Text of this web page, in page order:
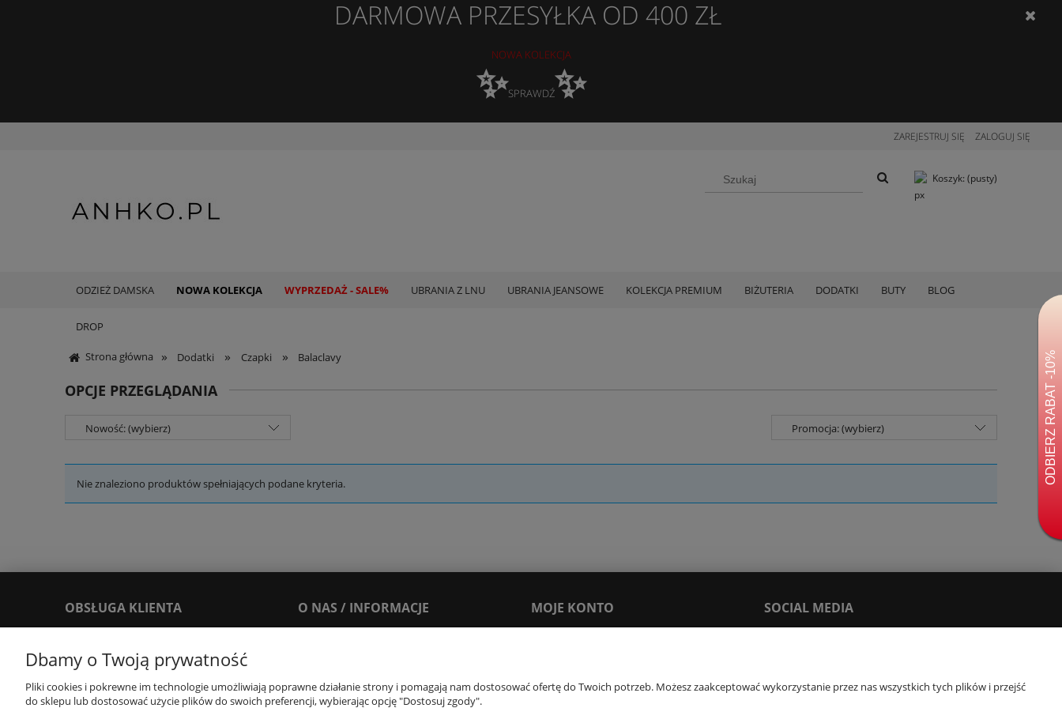
DARMOWA PRZESYŁKA OD 400 ZŁ
NOWA KOLEKCJA
✨SPRAWDŹ✨
ZAREJESTRUJ SIĘ ZALOGUJ SIĘ
Koszyk: (pusty)
ODZIEŻ DAMSKA NOWA KOLEKCJA WYPRZEDAŻ - SALE% UBRANIA Z LNU UBRANIA JEANSOWE KOLEKCJA PREMIUM BIŻUTERIA DODATKI BUTY BLOG
DROP
Strona główna » Dodatki » Czapki » Balaclavy
OPCJE PRZEGLĄDANIA
Nowość: (wybierz) Promocja: (wybierz)
Nie znaleziono produktów spełniających podane kryteria.
OBSŁUGA KLIENTA
FAQ
Dostawy i Płatności
O NAS / INFORMACJE
Leksykon
MOJE KONTO SOCIAL MEDIA
Dbamy o Twoją prywatność
Pliki cookies i pokrewne im technologie umożliwiają poprawne działanie strony i pomagają nam dostosować ofertę do Twoich potrzeb. Możesz zaakceptować wykorzystanie przez nas wszystkich tych plików i przejść
do sklepu lub dostosować użycie plików do swoich preferencji, wybierając opcję "Dostosuj zgody".